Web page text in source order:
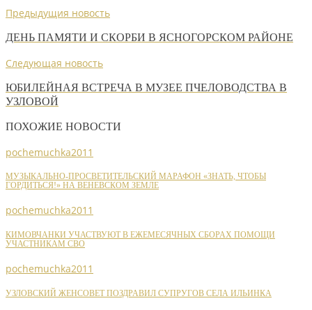
Предыдущия новость
ДЕНЬ ПАМЯТИ И СКОРБИ В ЯСНОГОРСКОМ РАЙОНЕ
Следующая новость
ЮБИЛЕЙНАЯ ВСТРЕЧА В МУЗЕЕ ПЧЕЛОВОДСТВА В
УЗЛОВОЙ
ПОХОЖИЕ НОВОСТИ
pochemuchka2011
МУЗЫКАЛЬНО-ПРОСВЕТИТЕЛЬСКИЙ МАРАФОН «ЗНАТЬ, ЧТОБЫ
ГОРДИТЬСЯ!» НА ВЕНЕВСКОМ ЗЕМЛЕ
pochemuchka2011
КИМОВЧАНКИ УЧАСТВУЮТ В ЕЖЕМЕСЯЧНЫХ СБОРАХ ПОМОЩИ
УЧАСТНИКАМ СВО
pochemuchka2011
УЗЛОВСКИЙ ЖЕНСОВЕТ ПОЗДРАВИЛ СУПРУГОВ СЕЛА ИЛЬИНКА